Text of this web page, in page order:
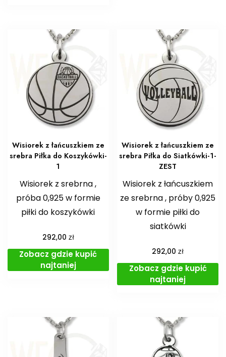
Wisiorek z łańcuszkiem ze
srebra Piłka do Koszykówki-
1
Wisiorek z srebrna ,
próba 0,925 w formie
piłki do koszykówki
292,00 zł
Zobacz gdzie kupić
najtaniej
Wisiorek z łańcuszkiem ze
srebra Piłka do Siatkówki-1-
ZEST
Wisiorek z łańcuszkiem
ze srebrna , próby 0,925
w formie piłki do
siatkówki
292,00zł
Zobacz gdzie kupić
najtaniej